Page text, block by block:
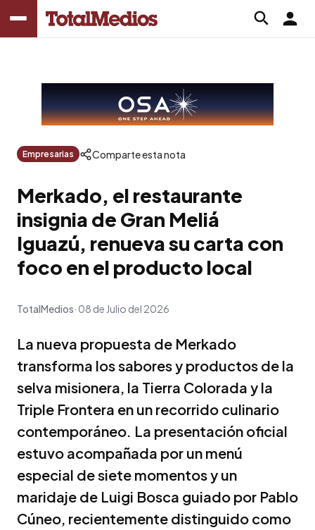
Empresarias Comparte esta nota
Merkado, el restaurante
insignia de Gran Meliá
Iguazú, renueva su carta con
foco en el producto local
TotalMedios 08 de Julio del 2026
La nueva propuesta de Merkado
transforma los sabores y productos de la
selva misionera, la Tierra Colorada y la
Triple Frontera en un recorrido culinario
contemporáneo. La presentación oficial
estuvo acompañada por un menú
especial de siete momentos y un
maridaje de Luigi Bosca guiado por Pablo
Cúneo, recientemente distinguido como